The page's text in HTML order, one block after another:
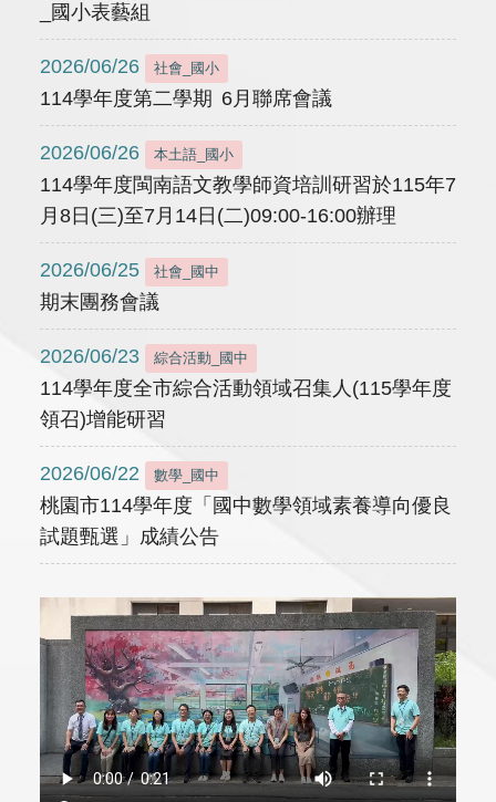
_國小表藝組
2026/06/26 社會_國小
114學年度第二學期 6月聯席會議
2026/06/26 本土語_國小
114學年度閩南語文教學師資培訓研習於115年7
月8日(三)至7月14日(二)09:00-16:00辦理
2026/06/25 社會_國中
期末團務會議
2026/06/23 綜合活動_國中
114學年度全市綜合活動領域召集人(115學年度
領召)增能研習
2026/06/22 數學_國中
桃園市114學年度「國中數學領域素養導向優良
試題甄選」成績公告